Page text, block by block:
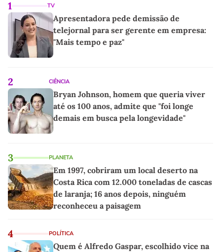
1 TV
Apresentadora pede demissão de
telejornal para ser gerente em empresa:
"Mais tempo e paz"
2 CIÊNCIA
Bryan Johnson, homem que queria viver
até os 100 anos, admite que "foi longe
demais em busca pela longevidade"
3 PLANETA
Em 1997, cobriram um local deserto na
Costa Rica com 12.000 toneladas de cascas
de laranja; 16 anos depois, ninguém
reconheceu a paisagem
4 POLÍTICA
Quem é Alfredo Gaspar, escolhido vice na